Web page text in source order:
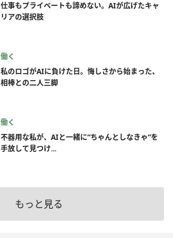
仕事もプライベートも諦めない。AIが広げたキャ
リアの選択肢
働く
私のロゴがAIに負けた日。悔しさから始まった、
相棒との二人三脚
働く
不器用な私が、AIと一緒に”ちゃんとしなきゃ”を
手放して見つけ...
もっと見る